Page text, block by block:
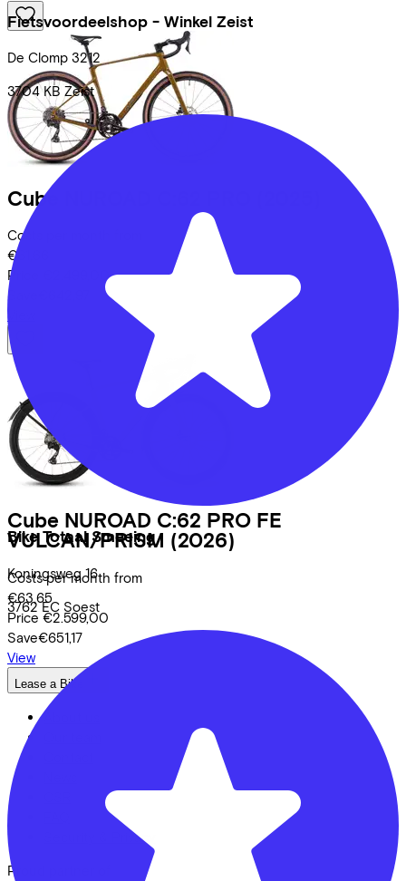
Fietsvoordeelshop - Winkel Zeist
De Clomp 3212
3704 KB Zeist
Bike Totaal Smeeing
Koningsweg 16
3762 EC Soest
Cube
Costs per month from
€61,66
Price
€2.499,00
Save
View
Cube NUROAD C:62 PRO FE
VULCAN/PRISM (2026)
Costs per month from
€63,65
Price €2.599,00
Save€651,17
View
Lease a Bike
About us
Security & Privacy
Proud partner of